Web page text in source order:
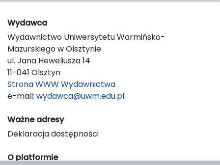
Wydawca
Wydawnictwo Uniwersytetu Warmińsko-
Mazurskiego w Olsztynie
ul. Jana Heweliusza 14
11-041 Olsztyn
Strona WWW Wydawnictwa
e-mail: wydawca@uwm.edu.pl
Ważne adresy
Deklaracja dostępności
O platformie